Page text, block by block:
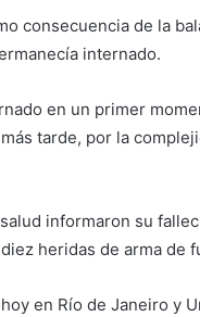
consecuencia de la
internado.
en un primer
tarde, por la
informaron su
heridas de arma de
en Río de Janeiro y